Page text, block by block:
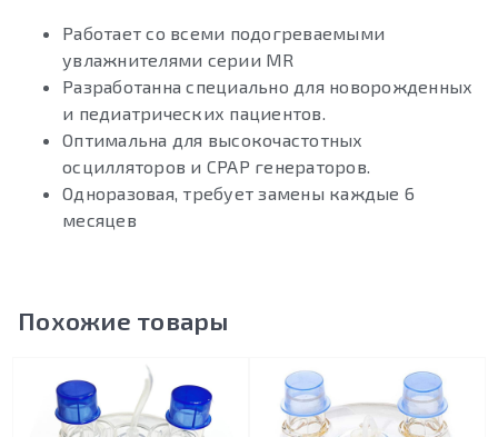
Работает со всеми подогреваемыми
увлажнителями серии MR
Разработанна специально для новорожденных
и педиатрических пациентов.
Оптимальна для высокочастотных
осцилляторов и CPAP генераторов.
Одноразовая, требует замены каждые 6
месяцев
Похожие товары